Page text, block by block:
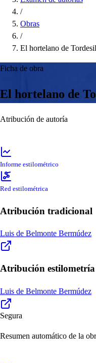
/
Obras
/
El hortelano de
Ficha de obra
El hortelano de
Atribución de autoría
Informe estilométrico
Red estilométrica
Atribución tradicional
Luis de Belmonte Bermúdez
Atribución estilometría
Luis de Belmonte Bermúdez
Segura
Resumen automático de la